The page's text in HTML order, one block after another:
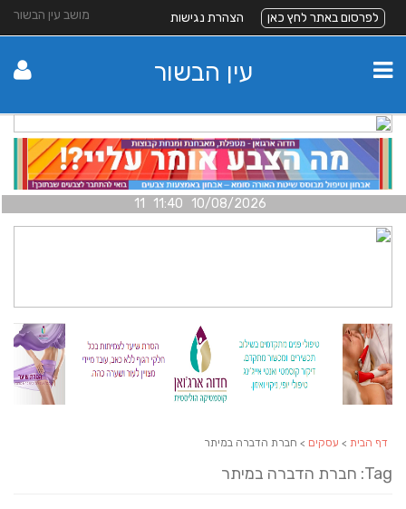
מושב עין הבשור לפרסום באתר לחץ כאן הצהרת נגישות
עין הבשור
10/08/2026 11:40 11
דף הבית > עסקים > חברת הדברה במיתר
Tag: חברת הדברה במיתר